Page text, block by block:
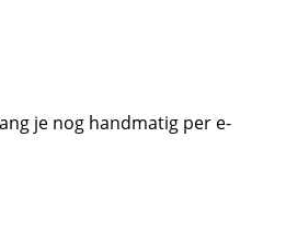
je nog handmatig per e-